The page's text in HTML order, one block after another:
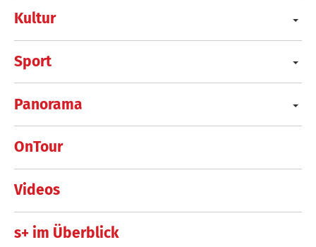
Kultur
Sport
Panorama
OnTour
Videos
s+ im Überblick